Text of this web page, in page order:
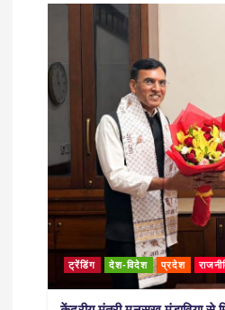
ट्रेंडिंग देश-विदेश प्रदेश